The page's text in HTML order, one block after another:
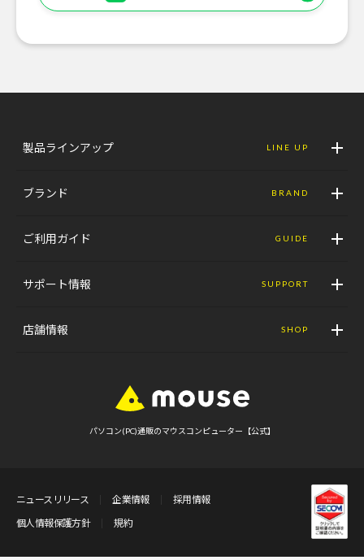
製品ラインアップ LINE UP
ブランド BRAND
ご利用ガイド GUIDE
サポート情報 SUPPORT
店舗情報 SHOP
パソコン(PC)通販のマウスコンピューター【公式】
ニュースリリース 企業情報
採用情報
個人情報保護方針
規約